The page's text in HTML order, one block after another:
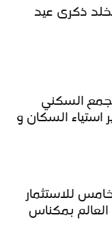
ذكرى عيد
السكني
استياء السكان و
للاستثمار
العالم بمكناس